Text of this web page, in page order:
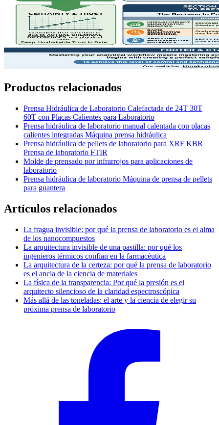
Productos relacionados
Prensa Hidráulica de Laboratorio Calefactada de 24T 30T
60T con Placas Calientes para Laboratorio
Prensa hidráulica de laboratorio manual calentada con placas
calientes integradas Máquina prensa hidráulica
Prensa hidráulica de pellets de laboratorio para XRF KBR
Prensa de laboratorio FTIR
Molde de prensado por infrarrojos para aplicaciones de
laboratorio
Prensa hidráulica de laboratorio Máquina de prensa de pellets
para guantera
Artículos relacionados
La fragua invisible: por qué la prensa de laboratorio es el alma
de los nanocompuestos
La arquitectura invisible de una pastilla: por qué los
ingenieros térmicos confían en la farmacéutica
La arquitectura de la certeza: por qué la prensa de laboratorio
es el ancla de la ciencia de materiales
La física de la transparencia: Por qué la presión es el
arquitecto silencioso de la claridad espectroscópica
Más allá de las toneladas: el arte y la ciencia de elegir su
próxima prensa de laboratorio